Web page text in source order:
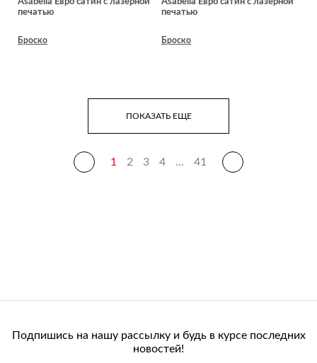
Asabella Евро сатин с лазерной
печатью
Броско
Asabella Евро сатин с лазерной
печатью
Броско
ПОКАЗАТЬ ЕЩЕ
1 2 3 4 ... 41
Подпишись на нашу рассылку и будь в курсе последних
новостей!